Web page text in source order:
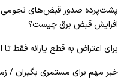
پشت‌پرده صدور قبض‌های نجومی
افزایش قبض برق چیست؟
برای اعتراض به قطع یارانه فقط
خبر مهم برای مستمری بگیران /